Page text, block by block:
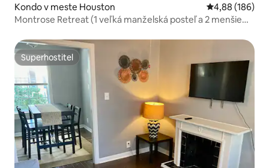
Kondo v meste Houston Priemerné
4,88 (186)
Montrose Retreat (1 veľká manželská posteľ a 2 menšie
Superhostiteľ
Superhostiteľ